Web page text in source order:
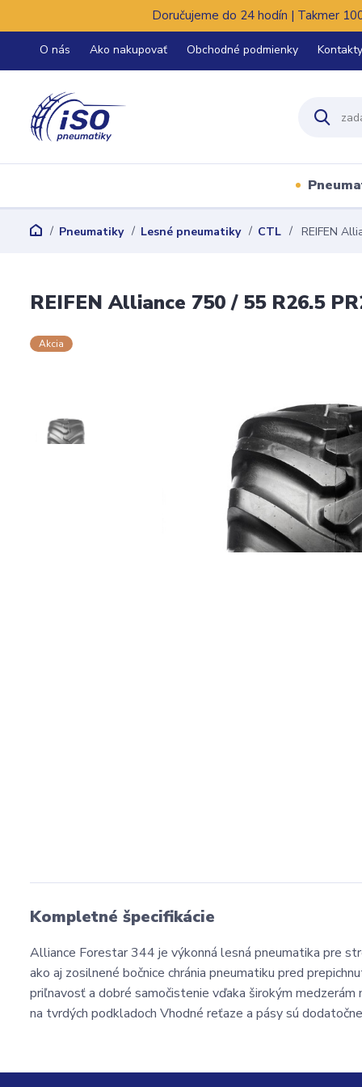
Doručujeme do 24 hodín | Takmer
O nás Ako nakupovať Obchodné podmienky Kontakty
Pneumatiky Lesné pneumatiky CTL REIFEN
REIFEN Alliance 750 / 55 R26.5
Akcia
Kompletné špecifikácie
Alliance Forestar 344 je výkonná lesná pneumatika pre
ako aj zosilnené bočnice chránia pneumatiku pred
priľnavosť a dobré samočistenie vďaka širokým
na tvrdých podkladoch Vhodné reťaze a pásy sú